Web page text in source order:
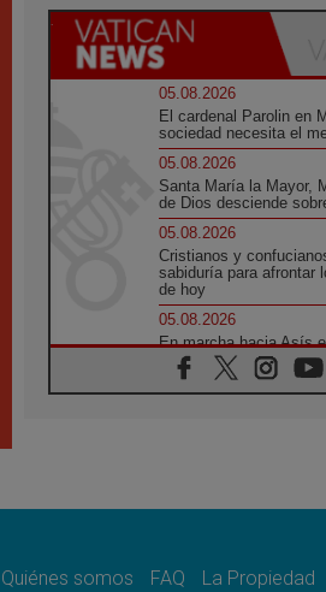
05.08.2026
El cardenal Parolin en
sociedad necesita el
05.08.2026
Santa María la Mayor,
de Dios desciende
05.08.2026
Cristianos y
sabiduría para afrontar
de hoy
05.08.2026
En marcha hacia Asís
Francisco, a la espera
05.08.2026
quienes bendicen la
Quiénes somos FAQ La Propiedad